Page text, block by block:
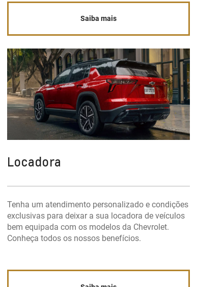
Saiba mais
Locadora
Tenha um atendimento personalizado e condições
exclusivas para deixar a sua locadora de veículos
bem equipada com os modelos da Chevrolet.
Conheça todos os nossos benefícios.